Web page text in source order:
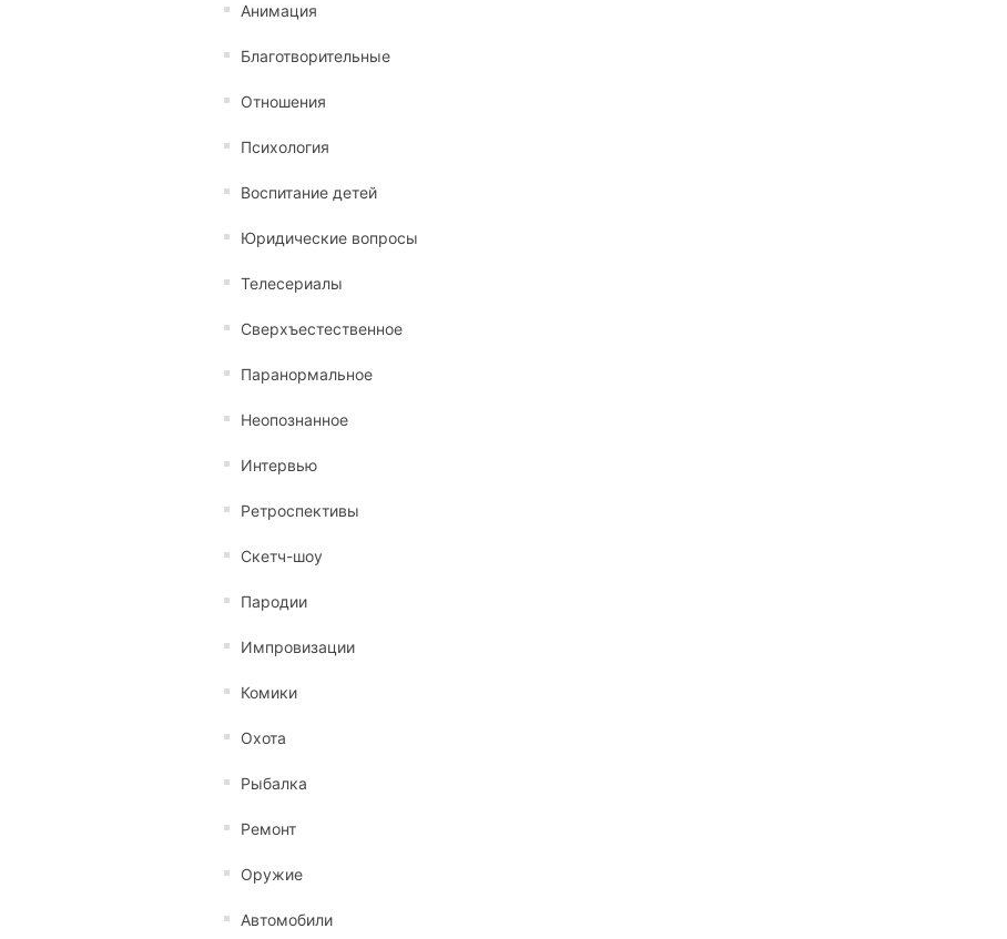
Анимация
Благотворительные
Отношения
Психология
Воспитание детей
Юридические вопросы
Телесериалы
Сверхъестественное
Паранормальное
Неопознанное
Интервью
Ретроспективы
Скетч-шоу
Пародии
Импровизации
Комики
Охота
Рыбалка
Ремонт
Оружие
Автомобили